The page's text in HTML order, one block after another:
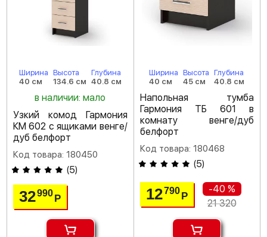
Ширина
40 см
Высота
134.6 см
Глубина
40.8 см
в наличии: мало
Узкий комод Гармония
КМ 602 с ящиками венге/
дуб белфорт
Код товара: 180450
(5)
32990Р
Ширина
40 см
Высота
45 см
Глубина
40.8 см
Напольная тумба
Гармония ТБ 601 в
комнату венге/дуб
белфорт
Код товара: 180468
(5)
12790 Р
-40 %
21 320